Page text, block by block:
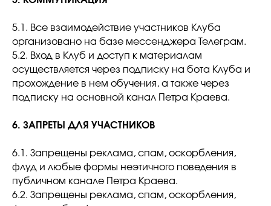
5.1. Все взаимодействие участников Клуба
организовано на базе мессенджера Телеграм.
5.2. Вход в Клуб и доступ к материалам
осуществляется через подписку на бота Клуба и
прохождение в нем обучения, а также через
подписку на основной канал Петра Краева.
6. ЗАПРЕТЫ ДЛЯ УЧАСТНИКОВ
6.1. Запрещены реклама, спам, оскорбления,
флуд и любые формы неэтичного поведения в
публичном канале Петра Краева.
6.2. Запрещены реклама, спам, оскорбления,